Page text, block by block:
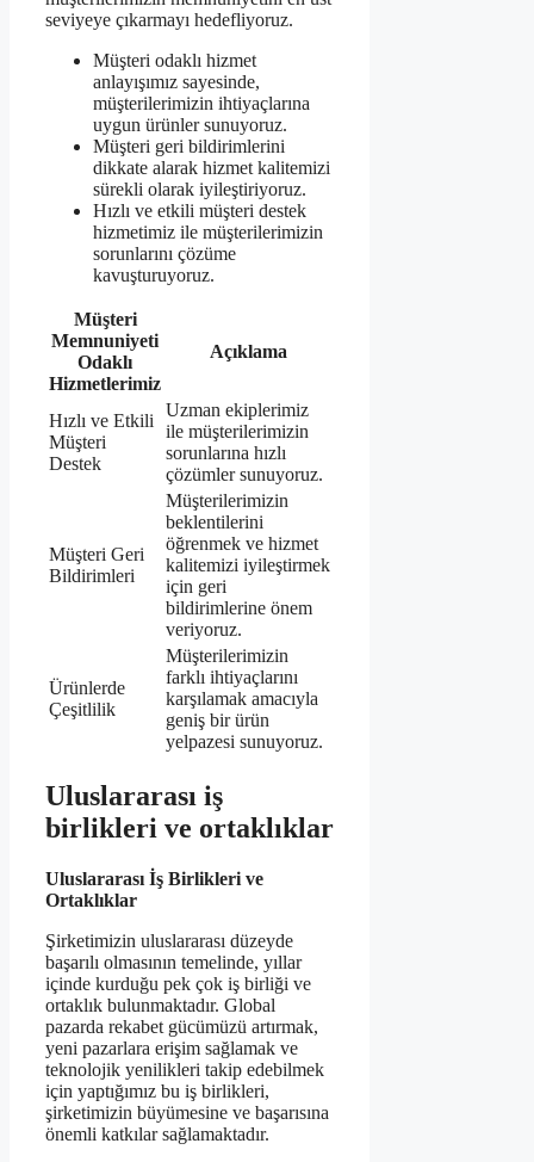
seviyeye çıkarmayı hedefliyoruz.
Müşteri odaklı hizmet
anlayışımız sayesinde,
müşterilerimizin ihtiyaçlarına
uygun ürünler sunuyoruz.
Müşteri geri bildirimlerini
dikkate alarak hizmet kalitemizi
sürekli olarak iyileştiriyoruz.
Hızlı ve etkili müşteri destek
hizmetimiz ile müşterilerimizin
sorunlarını çözüme
kavuşturuyoruz.
Müşteri
Memnuniyeti
Odaklı
Hizmetlerimiz
Açıklama
Hızlı ve Etkili
Müşteri
Destek
Uzman ekiplerimiz
ile müşterilerimizin
sorunlarına hızlı
çözümler sunuyoruz.
Müşteri Geri
Bildirimleri
Müşterilerimizin
beklentilerini
öğrenmek ve hizmet
kalitemizi iyileştirmek
için geri
bildirimlerine önem
veriyoruz.
Ürünlerde
Çeşitlilik
Müşterilerimizin
farklı ihtiyaçlarını
karşılamak amacıyla
geniş bir ürün
yelpazesi sunuyoruz.
Uluslararası iş
birlikleri ve ortaklıklar
Uluslararası İş Birlikleri ve
Ortaklıklar
Şirketimizin uluslararası düzeyde
başarılı olmasının temelinde, yıllar
içinde kurduğu pek çok iş birliği ve
ortaklık bulunmaktadır. Global
pazarda rekabet gücümüzü artırmak,
yeni pazarlara erişim sağlamak ve
teknolojik yenilikleri takip edebilmek
için yaptığımız bu iş birlikleri,
şirketimizin büyümesine ve başarısına
önemli katkılar sağlamaktadır.